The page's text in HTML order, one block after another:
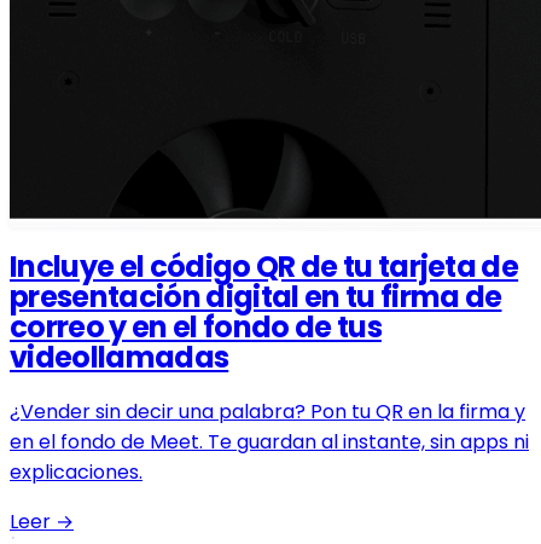
Incluye el código QR de tu tarjeta de
presentación digital en tu firma de
correo y en el fondo de tus
videollamadas
¿Vender sin decir una palabra? Pon tu QR en la firma y
en el fondo de Meet. Te guardan al instante, sin apps ni
explicaciones.
Leer →